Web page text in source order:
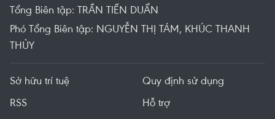
Tổng Biên tập: TRẦN TIẾN DUẨN
Phó Tổng Biên tập: NGUYỄN THỊ TÁM, KHÚC THANH
THỦY
Sở hữu trí tuệ
Quy định sử dụng
RSS
Hỗ trợ